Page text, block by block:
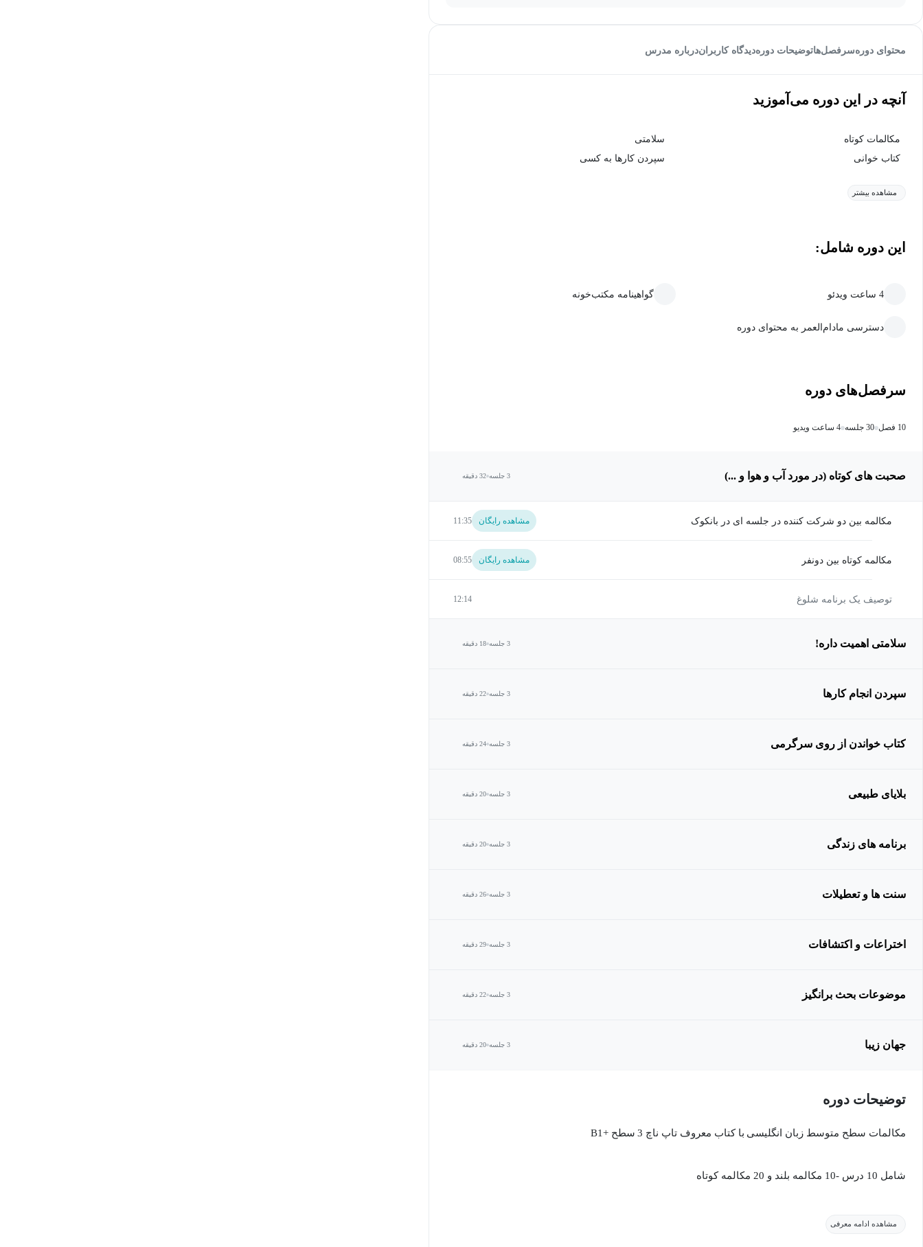
محتوای دورهسرفصل‌هاتوضیحات دورهدیدگاه کاربراندرباره مدرس
آنچه در این دوره می‌آموزید
مکالمات کوتاه
سلامتی
کتاب خوانی
سپردن کارها به کسی
مشاهده بیشتر
این دوره شامل:
4 ساعت ویدئو گواهینامه مکتب‌خونه
دسترسی مادام‌العمر به محتوای دوره
سرفصل‌های دوره
10 فصل 30 جلسه 4 ساعت ویدیو
صحبت های کوتاه (در مورد آب و هوا و ...) 3 جلسه 32 دقیقه
مکالمه بین دو شرکت کننده در جلسه ای در بانکوک مشاهده رایگان 11:35
مکالمه کوتاه بین دونفر مشاهده رایگان 08:55
توصیف یک برنامه شلوغ 12:14
سلامتی اهمیت داره! 3 جلسه 18 دقیقه
سپردن انجام کارها 3 جلسه 22 دقیقه
کتاب خواندن از روی سرگرمی 3 جلسه 24 دقیقه
بلایای طبیعی 3 جلسه 20 دقیقه
برنامه های زندگی 3 جلسه 20 دقیقه
سنت ها و تعطیلات 3 جلسه 26 دقیقه
اختراعات و اکتشافات 3 جلسه 29 دقیقه
موضوعات بحث برانگیز 3 جلسه 22 دقیقه
جهان زیبا 3 جلسه 20 دقیقه
توضیحات دوره
مکالمات سطح متوسط زبان انگلیسی با کتاب معروف تاپ ناچ 3 سطح +B1
شامل 10 درس -10 مکالمه بلند و 20 مکالمه کوتاه
در موضوعات مختلف شامل مکالمات کوتاه, سلامتی, سپردن کارها به کسی , بلایای طبیعی, کتاب خوانی و ...
مشاهده ادامه معرفی